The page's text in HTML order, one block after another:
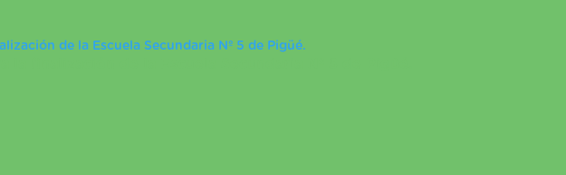
de la Escuela Secundaria Nº 5 de Pigüé.